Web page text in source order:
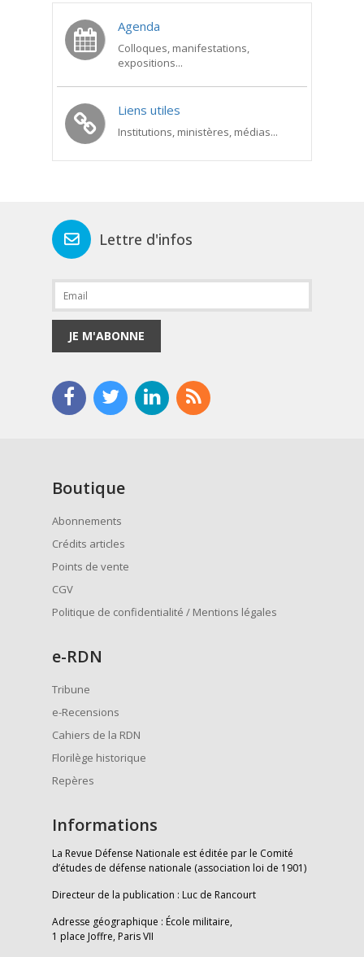
Agenda
Colloques, manifestations,
expositions...
Liens utiles
Institutions, ministères, médias...
Lettre d'infos
JE M'ABONNE
Boutique
Abonnements
Crédits articles
Points de vente
CGV
Politique de confidentialité / Mentions légales
e-RDN
Tribune
e-Recensions
Cahiers de la RDN
Florilège historique
Repères
Informations
La Revue Défense Nationale est éditée par le Comité
d’études de défense nationale (association loi de 1901)
Directeur de la publication : Luc de Rancourt
Adresse géographique : École militaire,
1 place Joffre, Paris VII